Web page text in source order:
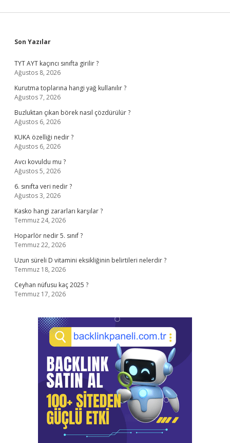
Sidebar
Son Yazılar
TYT AYT kaçıncı sınıfta girilir ?
Ağustos 8, 2026
Kurutma toplarına hangi yağ kullanılır ?
Ağustos 7, 2026
Buzluktan çıkan börek nasıl çözdürülür ?
Ağustos 6, 2026
KUKA özelliği nedir ?
Ağustos 6, 2026
Avcı kovuldu mu ?
Ağustos 5, 2026
6. sınıfta veri nedir ?
Ağustos 3, 2026
Kasko hangi zararları karşılar ?
Temmuz 24, 2026
Hoparlör nedir 5. sınıf ?
Temmuz 22, 2026
Uzun süreli D vitamini eksikliğinin belirtileri nelerdir ?
Temmuz 18, 2026
Ceyhan nüfusu kaç 2025 ?
Temmuz 17, 2026